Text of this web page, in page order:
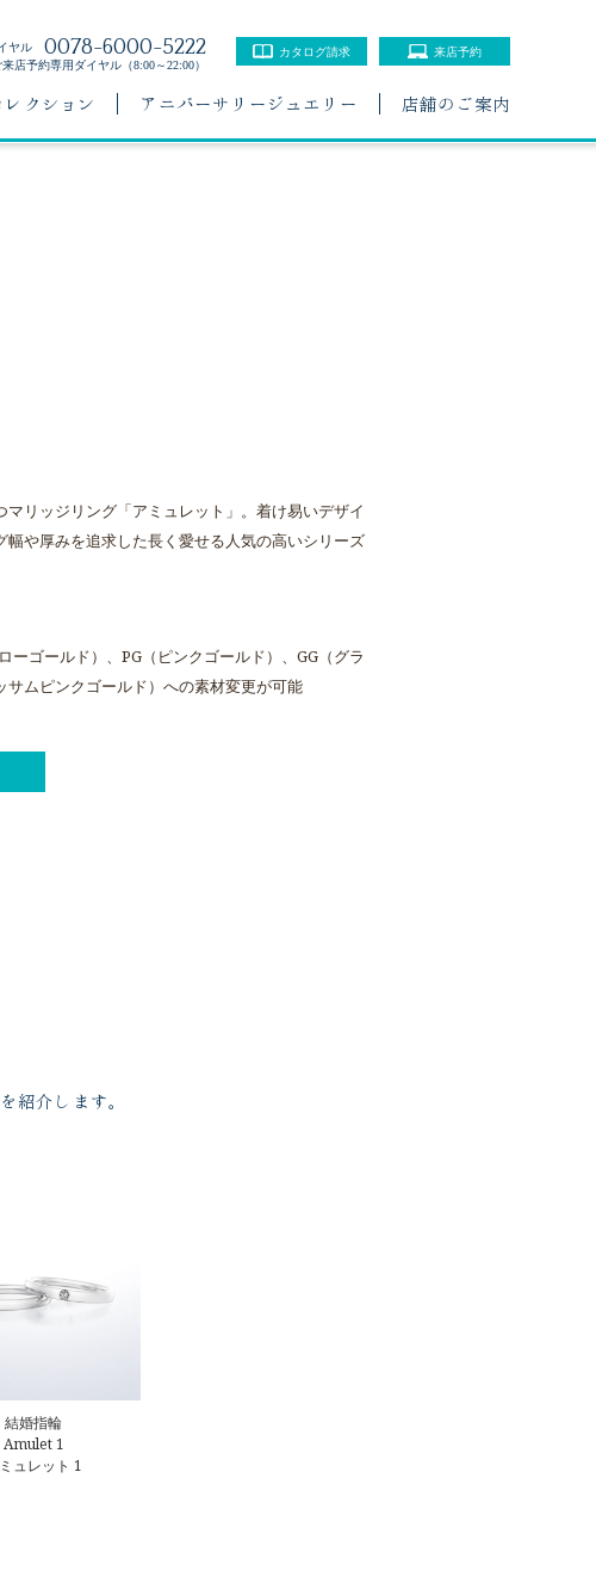
ヤル 0078-6000-5222
店予約専用ダイヤル（8:00～22:00）
カタログ請求 来店予約
クション アニバーサリージュエリー 店舗のご案内
マリッジリング「アミュレット」。着け易いデザイ
幅や厚みを追求した長く愛せる人気の高いシリーズ
ーゴールド）、PG（ピンクゴールド）、GG（グラ
サムピンクゴールド）への素材変更が可能
紹介します。
結婚指輪
Amulet 1
ュレット 1